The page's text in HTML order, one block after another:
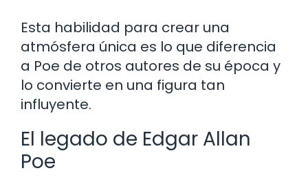
Esta habilidad para crear una
atmósfera única es lo que diferencia
a Poe de otros autores de su época y
lo convierte en una figura tan
influyente.
El legado de Edgar Allan
Poe